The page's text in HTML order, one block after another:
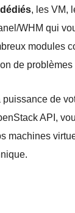
, les VM,
WHM qui
modules
de problèmes
de
API,
machines